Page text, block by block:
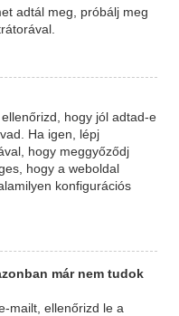
adtál meg, próbálj meg
hogy jól adtad-e
Ha igen, lépj
hogy meggyőződj
hogy a weboldal
konfigurációs
már nem tudok
mailt, ellenőrizd le a